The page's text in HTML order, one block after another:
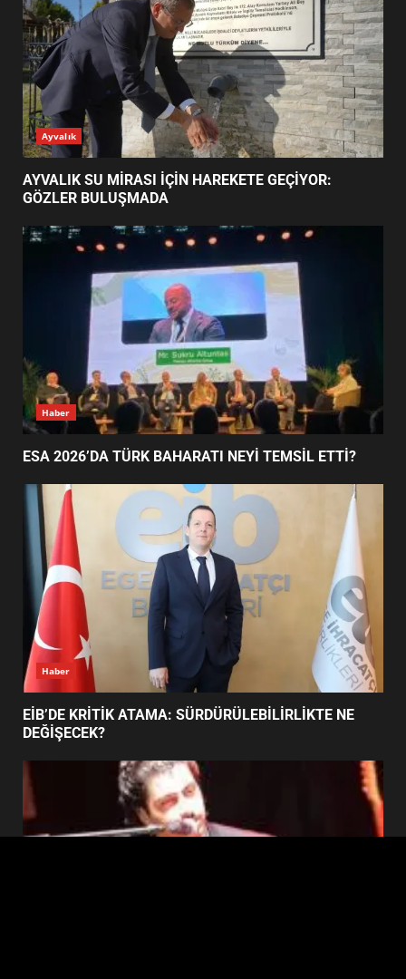
1
AYVALIK SU MİRASI İÇİN
HAREKETE GEÇİYOR: GÖZLER
BULUŞMADA
ESA 2026’DA TÜRK BAHARATI
NEYİ TEMSİL ETTİ?
EİB’DE KRİTİK ATAMA:
SÜRDÜRÜLEBİLİRLİKTE NE
DEĞİŞECEK?
EDREMİT’İN GURURU TÜRKİYE
FİNALİNDE NE BAŞARDI?
5
BALIKESİR MÜZELERİNDE SÜRE
UZATILDI: NE DEĞİŞTİ?
6
BURHANİYE SATRANÇ
TURNUVASI KAYITLARI NEYİ
DEĞİŞTİRİYOR?
ŞEKİLLENDİ?
Ayvalık
AYVALIK SU MİRASI İÇİN HAREKETE GEÇİYOR:
GÖZLER BULUŞMADA
Haber
ESA 2026’DA TÜRK BAHARATI NEYİ TEMSİL ETTİ?
Haber
EİB’DE KRİTİK ATAMA: SÜRDÜRÜLEBİLİRLİKTE NE
DEĞİŞECEK?